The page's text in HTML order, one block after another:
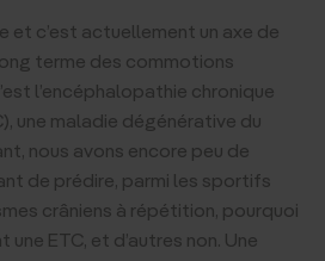
et c’est actuellement un axe de
terme des commotions
l’encéphalopathie chronique
une maladie dégénérative du
nous avons encore peu de
de prédire, parmi les sportifs
crâniens à répétition, pourquoi
ETC, et d’autres non. Une